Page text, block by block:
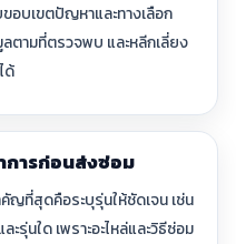
อบเขตปัญหาและทางเลือก
ตามที่ตรวจพบ และหลีกเลี่ยง
ด้
การก่อนส่งซ่อม
ญที่สุดคือระบุรุ่นให้ชัดเจน เช่น
รุ่นใด เพราะอะไหล่และวิธีซ่อม